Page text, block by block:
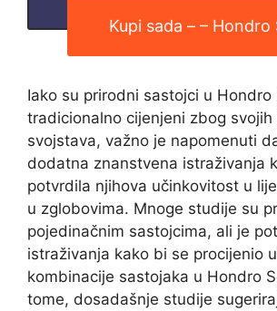
Kupi sada – – Hondro
Iako su prirodni sastojci u Hondro
tradicionalno cijenjeni zbog svojih
svojstava, važno je napomenuti
dodatna znanstvena istraživanja
potvrdila njihova učinkovitost u
u zglobovima. Mnoge studije su
pojedinačnim sastojcima, ali je
istraživanja kako bi se procijenio
kombinacije sastojaka u Hondro
tome, dosadašnje studije